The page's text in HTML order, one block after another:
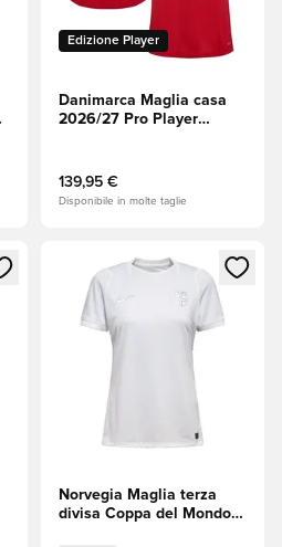
Edizione Player
Danimarca Maglia casa
2026/27 Pro Player
139,95 €
Disponibile in molte taglie
per accedere o registrarsi come
Apre una finestra modale
Norvegia Maglia terza
divisa Coppa del Mondo